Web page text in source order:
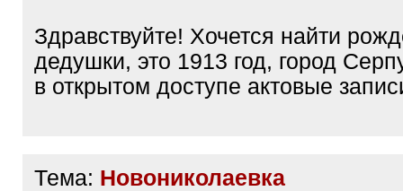
Здравствуйте! Хочется найти
дедушки, это 1913 год, город
в открытом доступе актовые
Тема: Новониколаевка